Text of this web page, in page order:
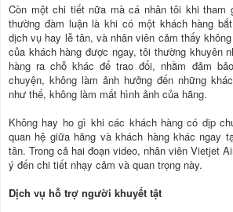
Còn một chi tiết nữa mà cá nhân tôi khi tham
thường đàm luận là khi có một khách hàng
dịch vụ hay lễ tân, và nhân viên cảm thấy
của khách hàng được ngay, tôi thường khuyên
hàng ra chỗ khác để trao đổi, nhằm đảm
chuyện, không làm ảnh hưởng đến những
như thế, không làm mất hình ảnh của hãng.
Không hay ho gì khi các khách hàng có dịp
quan hệ giữa hãng và khách hàng khác ngay
tân. Trong cả hai đoạn video, nhân viên Vietjet
ý đến chi tiết nhạy cảm và quan trọng này.
Dịch vụ hỗ trợ người khuyết tật